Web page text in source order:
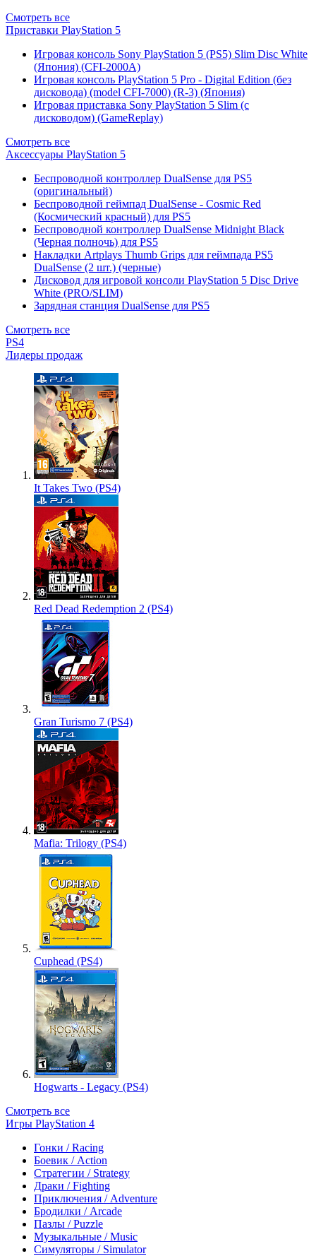
Смотреть все
Приставки PlayStation 5
Игровая консоль Sony PlayStation 5 (PS5) Slim Disc White
(Япония) (CFI-2000A)
Игровая консоль PlayStation 5 Pro - Digital Edition (без
дисковода) (model CFI-7000) (R-3) (Япония)
Игровая приставка Sony PlayStation 5 Slim (с
дисководом) (GameReplay)
Смотреть все
Аксессуары PlayStation 5
Беспроводной контроллер DualSense для PS5
(оригинальный)
Беспроводной геймпад DualSense - Cosmic Red
(Космический красный) для PS5
Беспроводной контроллер DualSense Midnight Black
(Черная полночь) для PS5
Накладки Artplays Thumb Grips для геймпада PS5
DualSense (2 шт.) (черные)
Дисковод для игровой консоли PlayStation 5 Disc Drive
White (PRO/SLIM)
Зарядная станция DualSense для PS5
Смотреть все
PS4
Лидеры продаж
It Takes Two (PS4)
Red Dead Redemption 2 (PS4)
Gran Turismo 7 (PS4)
Mafia: Trilogy (PS4)
Cuphead (PS4)
Hogwarts - Legacy (PS4)
Смотреть все
Игры PlayStation 4
Гонки / Racing
Боевик / Action
Стратегии / Strategy
Драки / Fighting
Приключения / Adventure
Бродилки / Arcade
Пазлы / Puzzle
Музыкальные / Music
Симуляторы / Simulator